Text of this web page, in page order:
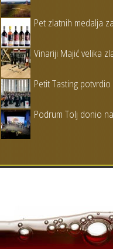
Pet zlatnih medalja
Vinariji Majić velika
Petit Tasting
Podrum Tolj donio